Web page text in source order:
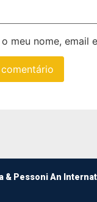
o meu nome, email
& Pessoni An